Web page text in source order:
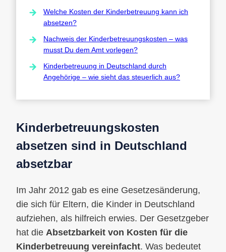
Welche Kosten der Kinderbetreuung kann ich
absetzen?
Nachweis der Kinderbetreuungskosten – was
musst Du dem Amt vorlegen?
Kinderbetreuung in Deutschland durch
Angehörige – wie sieht das steuerlich aus?
Kinderbetreuungskosten
absetzen sind in Deutschland
absetzbar
Im Jahr 2012 gab es eine Gesetzesänderung,
die sich für Eltern, die Kinder in Deutschland
aufziehen, als hilfreich erwies. Der Gesetzgeber
hat die Absetzbarkeit von Kosten für die
Kinderbetreuung vereinfacht. Was bedeutet